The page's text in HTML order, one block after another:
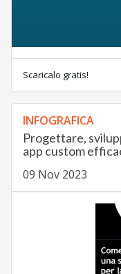
Scaricalo gratis!
INFOGRAFICA
Progettare,
app custom
09 Nov 2023